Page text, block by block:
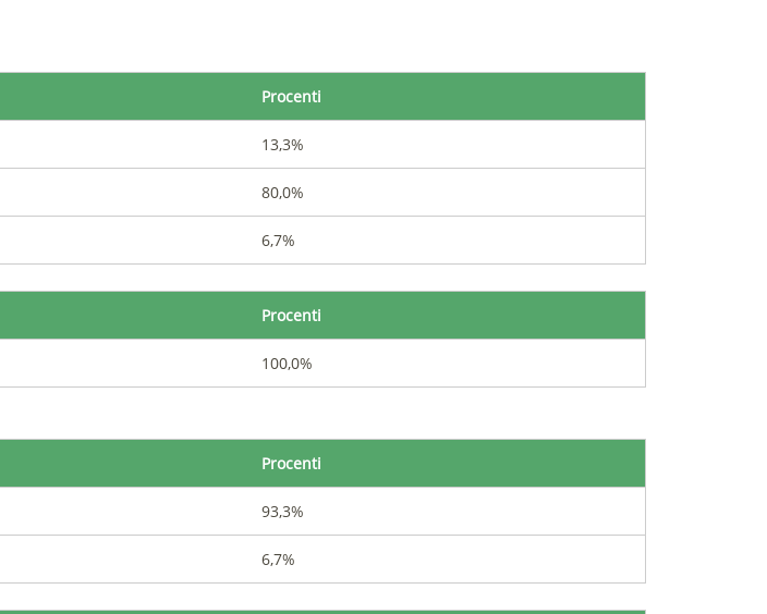
Procenti
13,3%
80,0%
6,7%
Procenti
100,0%
Procenti
93,3%
6,7%